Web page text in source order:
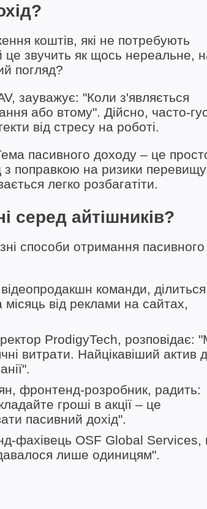
коштів, які не потребують
це звучить як щось нереальне,
погляд?
зауважує: "Коли з'являється
або втому". Дійсно, часто-
від стресу на роботі.
пасивного доходу – це
з поправкою на ризики
легко розбагатіти.
серед айтішників?
способи отримання пасивного
команди, ділиться
від реклами на сайтах,
ProdigyTech, розповідає:
витрати. Найцікавіший актив
фронтенд-розробник, радить:
гроші в акції – це
пасивний дохід".
фахівець OSF Global Services,
лише одиницям".